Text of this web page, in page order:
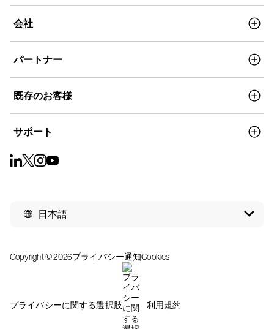
会社
パートナー
既存のお客様
サポート
日本語
Copyright © 2026プライバシー通知Cookies
プライバシーに関する選択肢 利用規約